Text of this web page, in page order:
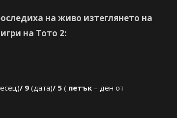
на живо изтеглянето на
на Тото 2:
/ 9 (дата)/ 5 ( петък – ден от